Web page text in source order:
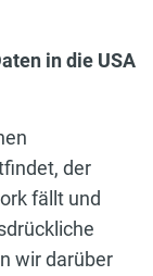
in die USA
der
fällt und
wir darüber